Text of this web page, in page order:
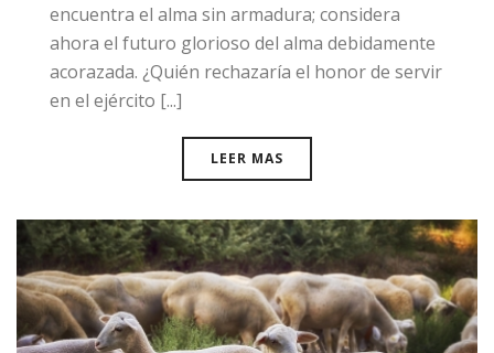
encuentra el alma sin armadura; considera
ahora el futuro glorioso del alma debidamente
acorazada. ¿Quién rechazaría el honor de servir
en el ejército [...]
LEER MAS